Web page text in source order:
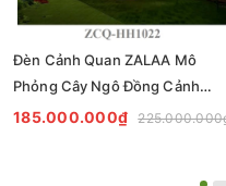
Đèn Cảnh Quan ZALAA Mô
Phỏng Cây Ngô Đồng Cảnh
ZCQ-HH1022 Sycamore Trees
185.000.000₫